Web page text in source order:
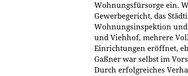
Wohnungsfürsorge ein.
Gewerbegericht, das
Wohnungsinspektion und
und Viehhof, mehrere
Einrichtungen eröffnet,
Gaßner war selbst im
Durch erfolgreiches